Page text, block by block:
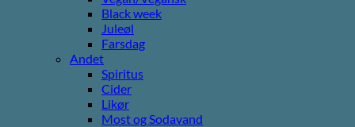
Black week
Juleøl
Farsdag
Andet
Spiritus
Cider
Likør
Most og Sodavand